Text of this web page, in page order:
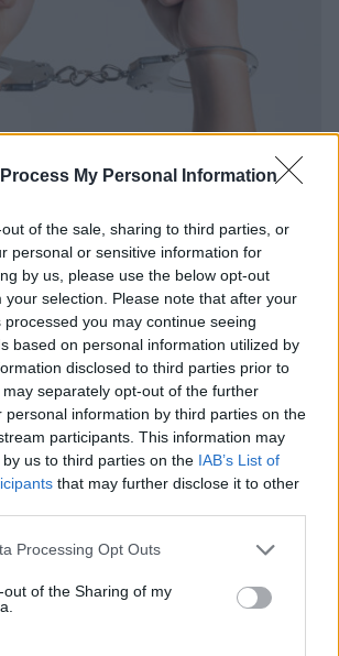
My Personal Information
of the sale, sharing to third parties, or
personal or sensitive information for
by us, please use the below opt-out
your selection. Please note that after your
you may continue seeing
based on personal information utilized by
disclosed to third parties prior to
separately opt-out of the further
personal information by third parties on the
participants. This information may
us to third parties on the IAB’s List of
that may further disclose it to other
Processing Opt Outs
out of the Sharing of my
kalasti kassalokeron
vanha rikos